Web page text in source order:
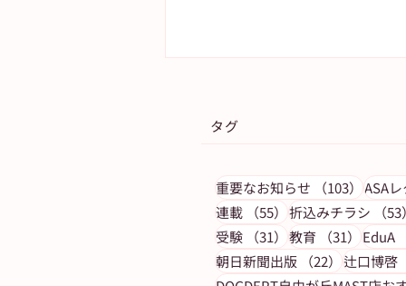
【2020年12月 スイーツレシ
タグ
重要なお知らせ （103）103件
ASA
連載
（55）55件の記事
折込みチラシ
（
受験
（31）31件の記事
教育 （31）31件
EduA
朝日新聞出版
（22）22件の記
辻口博啓